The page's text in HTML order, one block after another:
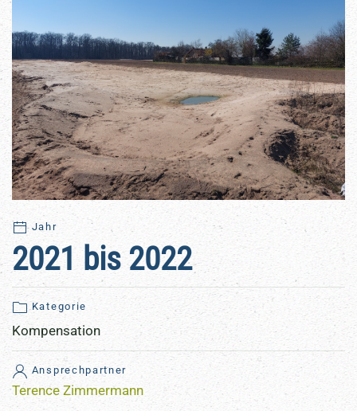
Jahr
2021 bis 2022
Kategorie
Kompensation
Ansprechpartner
Terence Zimmermann